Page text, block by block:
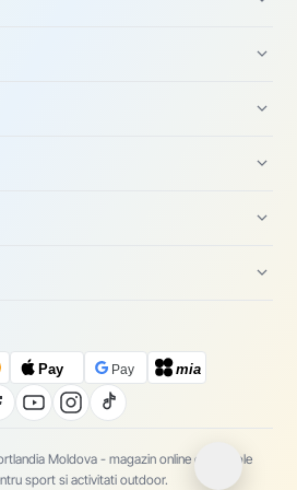
Pay Pay mia
Moldova - magazin online de articole
sport si activitati outdoor.